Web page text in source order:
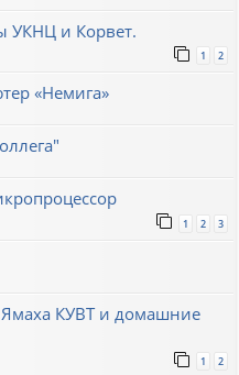
УКНЦ и Корвет.
1 2
«Немига»
1 2 3
КУВТ и домашние
1 2